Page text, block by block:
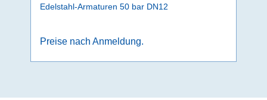
Edelstahl-Armaturen 50 bar DN12
Preise nach Anmeldung.